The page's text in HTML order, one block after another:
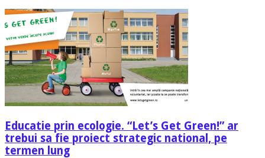
Educatie prin ecologie. “Let’s Get Green!” ar
trebui sa fie proiect strategic national, pe
termen lung